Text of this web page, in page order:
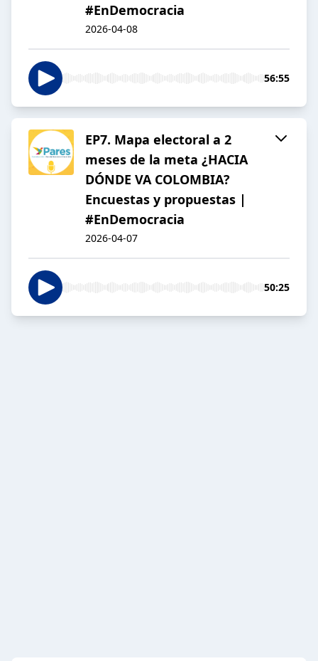
#EnDemocracia
2026-04-08
56:55
EP7. Mapa electoral a 2
meses de la meta ¿HACIA
DÓNDE VA COLOMBIA?
Encuestas y propuestas |
#EnDemocracia
2026-04-07
50:25